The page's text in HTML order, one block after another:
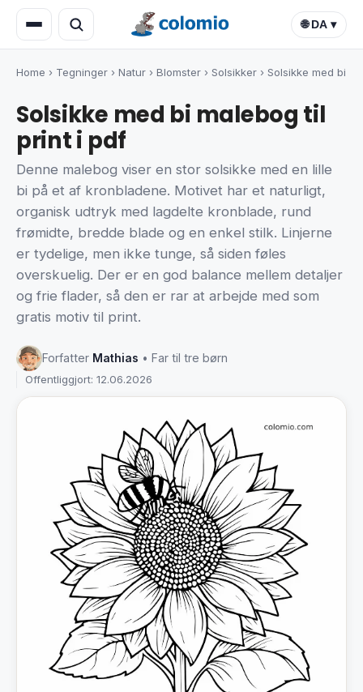
🌐 DA ▾
Home › Tegninger › Natur › Blomster › Solsikker › Solsikke med bi
Solsikke med bi malebog til
print i pdf
Denne malebog viser en stor solsikke med en lille
bi på et af kronbladene. Motivet har et naturligt,
organisk udtryk med lagdelte kronblade, rund
frømidte, bredde blade og en enkel stilk. Linjerne
er tydelige, men ikke tunge, så siden føles
overskuelig. Der er en god balance mellem detaljer
og frie flader, så den er rar at arbejde med som
gratis motiv til print.
Forfatter Mathias • Far til tre børn
Offentliggjort: 12.06.2026